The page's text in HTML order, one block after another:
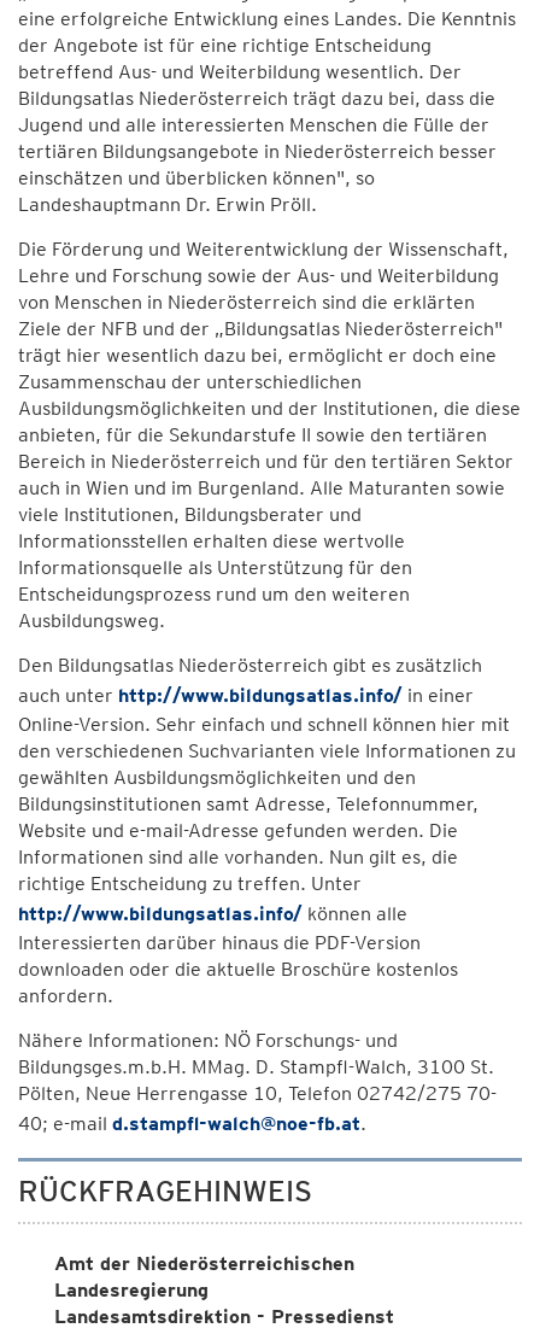
eine erfolgreiche Entwicklung eines Landes. Die Kenntnis
der Angebote ist für eine richtige Entscheidung
betreffend Aus- und Weiterbildung wesentlich. Der
Bildungsatlas Niederösterreich trägt dazu bei, dass die
Jugend und alle interessierten Menschen die Fülle der
tertiären Bildungsangebote in Niederösterreich besser
einschätzen und überblicken können", so
Landeshauptmann Dr. Erwin Pröll.
Die Förderung und Weiterentwicklung der Wissenschaft,
Lehre und Forschung sowie der Aus- und Weiterbildung
von Menschen in Niederösterreich sind die erklärten
Ziele der NFB und der „Bildungsatlas Niederösterreich"
trägt hier wesentlich dazu bei, ermöglicht er doch eine
Zusammenschau der unterschiedlichen
Ausbildungsmöglichkeiten und der Institutionen, die diese
anbieten, für die Sekundarstufe II sowie den tertiären
Bereich in Niederösterreich und für den tertiären Sektor
auch in Wien und im Burgenland. Alle Maturanten sowie
viele Institutionen, Bildungsberater und
Informationsstellen erhalten diese wertvolle
Informationsquelle als Unterstützung für den
Entscheidungsprozess rund um den weiteren
Ausbildungsweg.
Den Bildungsatlas Niederösterreich gibt es zusätzlich
auch unter http://www.bildungsatlas.info/ in einer
Online-Version. Sehr einfach und schnell können hier mit
den verschiedenen Suchvarianten viele Informationen zu
gewählten Ausbildungsmöglichkeiten und den
Bildungsinstitutionen samt Adresse, Telefonnummer,
Website und e-mail-Adresse gefunden werden. Die
Informationen sind alle vorhanden. Nun gilt es, die
richtige Entscheidung zu treffen. Unter
http://www.bildungsatlas.info/ können alle
Interessierten darüber hinaus die PDF-Version
downloaden oder die aktuelle Broschüre kostenlos
anfordern.
Nähere Informationen: NÖ Forschungs- und
Bildungsges.m.b.H. MMag. D. Stampfl-Walch, 3100 St.
Pölten, Neue Herrengasse 10, Telefon 02742/275 70-
40; e-mail d.stampfl-walch@noe-fb.at.
RÜCKFRAGEHINWEIS
Amt der Niederösterreichischen
Landesregierung
Landesamtsdirektion - Pressedienst